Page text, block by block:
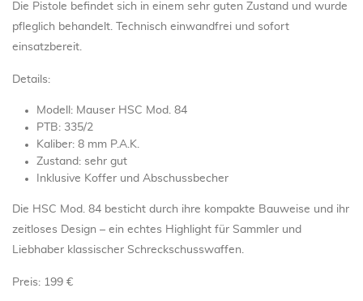
Die Pistole befindet sich in einem sehr guten Zustand und wurde
pfleglich behandelt. Technisch einwandfrei und sofort
einsatzbereit.
Details:
Modell: Mauser HSC Mod. 84
PTB: 335/2
Kaliber: 8 mm P.A.K.
Zustand: sehr gut
Inklusive Koffer und Abschussbecher
Die HSC Mod. 84 besticht durch ihre kompakte Bauweise und ihr
zeitloses Design – ein echtes Highlight für Sammler und
Liebhaber klassischer Schreckschusswaffen.
Preis: 199 €